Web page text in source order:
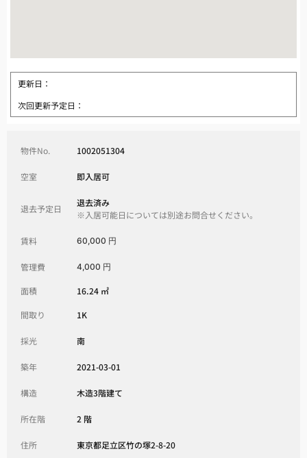
物件No. 1002051304
空室 即入居可
退去予定日
退去済み
※入居可能日については別途お問合せください。
賃料 60,000 円
管理費 4,000 円
面積 16.24 ㎡
間取り 1K
採光 南
築年 2021-03-01
構造 木造3階建て
所在階 2 階
住所 東京都足立区竹の塚2-8-20
更新日：
次回更新予定日：